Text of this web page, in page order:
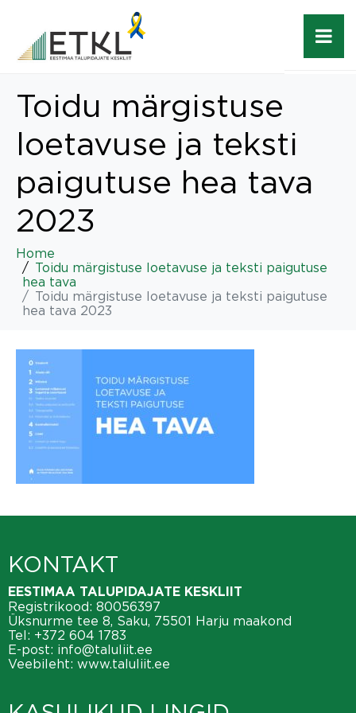
Toidu märgistuse
loetavuse ja teksti
paigutuse hea tava
2023
Home
Toidu märgistuse loetavuse ja teksti paigutuse
hea tava
Toidu märgistuse loetavuse ja teksti paigutuse
hea tava 2023
KONTAKT
EESTIMAA TALUPIDAJATE KESKLIIT
Registrikood: 80056397
Üksnurme tee 8, Saku, 75501 Harju maakond
Tel: +372 604 1783
E-post: info@taluliit.ee
Veebileht: www.taluliit.ee